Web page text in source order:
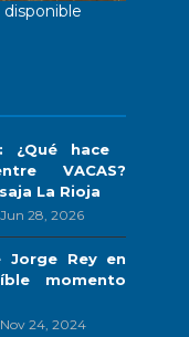
¿Qué hace
VACAS?
La Rioja
Jun 28, 2026
Jorge Rey en
momento
Nov 24, 2024